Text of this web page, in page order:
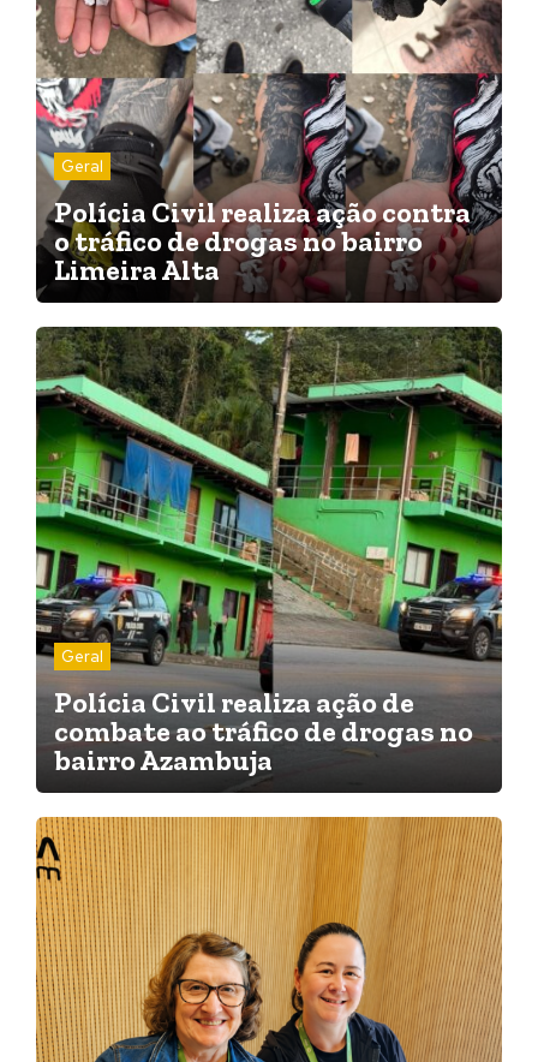
Geral
Polícia Civil realiza ação contra
o tráfico de drogas no bairro
Limeira Alta
Geral
Polícia Civil realiza ação de
combate ao tráfico de drogas no
bairro Azambuja